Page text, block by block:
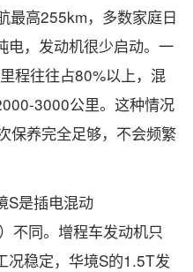
最高255km，多数家庭日
电，发动机很少启动。一
程往往占80%以上，混
3000公里。这种情况
保养完全足够，不会频繁
S是插电混动
不同。增程车发动机只
况稳定，华境S的1.5T发